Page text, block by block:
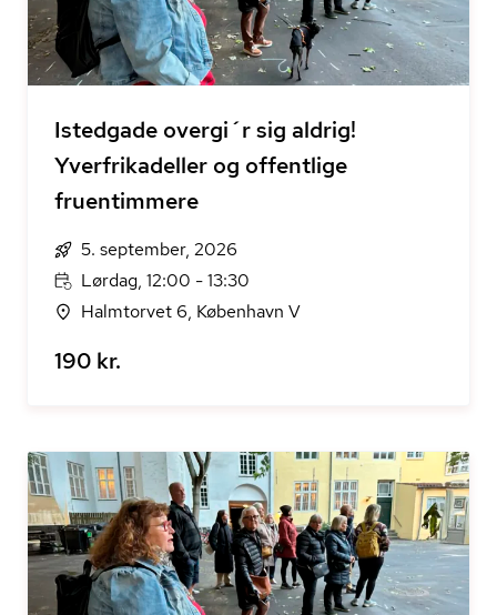
Istedgade overgi´r sig aldrig!
Yverfrikadeller og offentlige
fruentimmere
5. september, 2026
Lørdag, 12:00 - 13:30
Halmtorvet 6, København V
190 kr.